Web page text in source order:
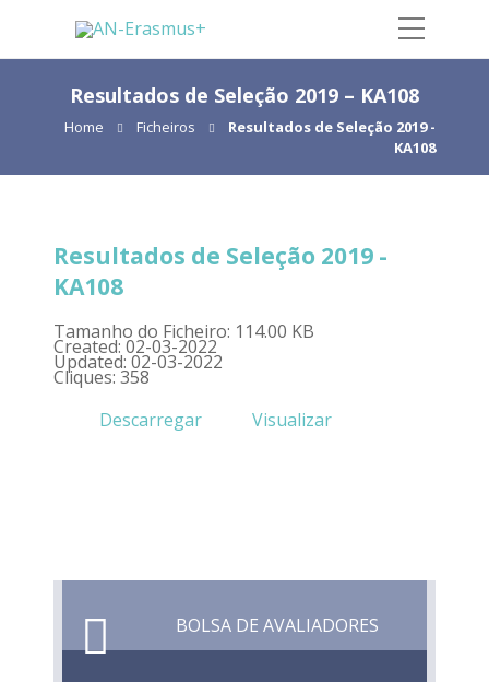
Resultados de Seleção 2019 – KA108
Home Ficheiros
Resultados de Seleção 2019 -
KA108
Resultados de Seleção 2019 -
KA108
Tamanho do Ficheiro: 114.00 KB
Created: 02-03-2022
Updated: 02-03-2022
Cliques: 358
Descarregar
Visualizar
BOLSA DE AVALIADORES